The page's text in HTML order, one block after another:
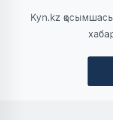
Kyn.kz